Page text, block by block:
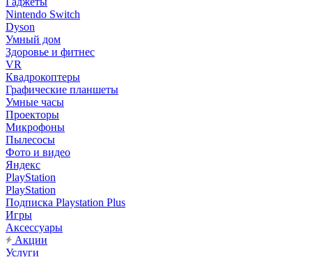
Nintendo Switch
Dyson
Умный дом
Здоровье и фитнес
VR
Квадрокоптеры
Графические планшеты
Умные часы
Проекторы
Микрофоны
Пылесосы
Фото и видео
Яндекс
PlayStation
PlayStation
Подписка Playstation Plus
Игры
Аксессуары
Акции
Услуги